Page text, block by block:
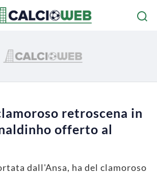
retroscena in
offerto al
dall'Ansa, ha del clamoroso